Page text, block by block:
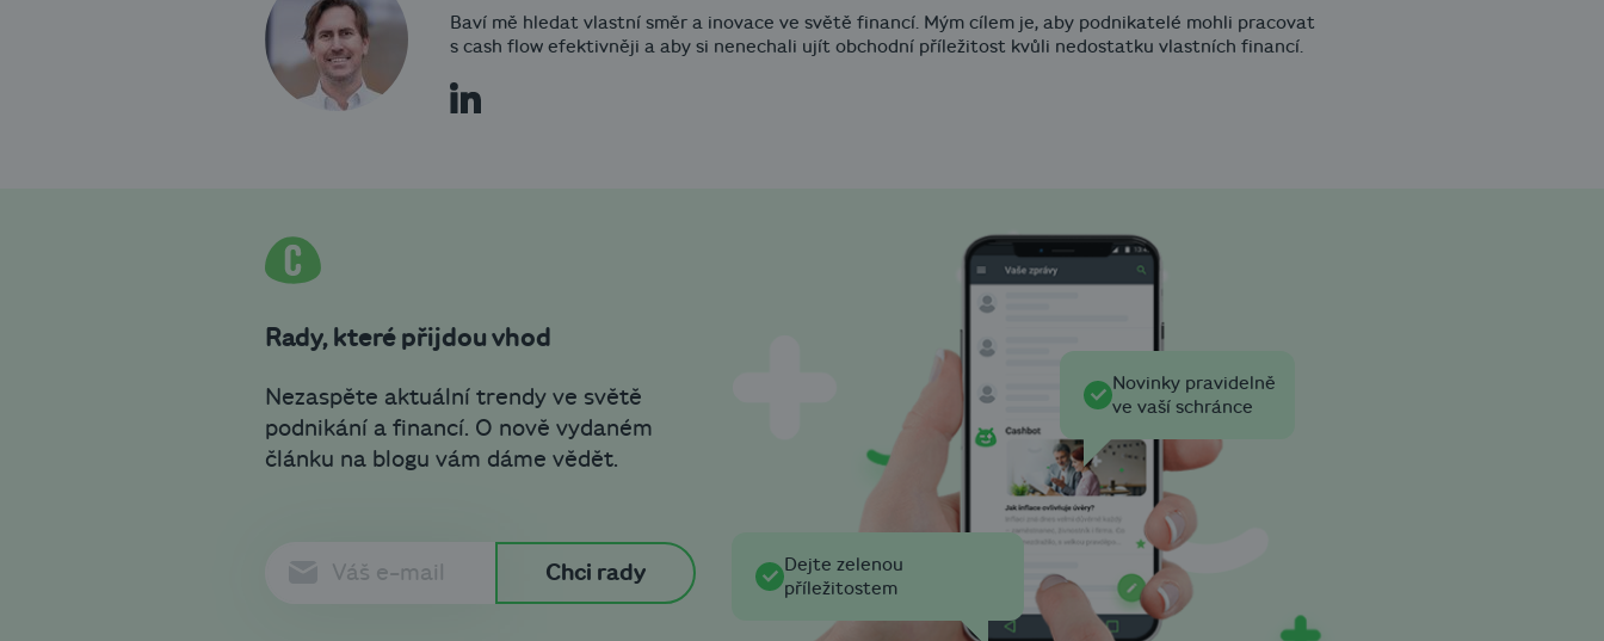
Baví mě hledat vlastní směr a inovace ve světě financí. Mým cílem je, aby podnikatelé mohli pracovat
s cash flow efektivněji a aby si nenechali ujít obchodní příležitost kvůli nedostatku vlastních financí.
Rady, které přijdou vhod
Nezaspěte aktuální trendy ve světě
podnikání a financí. O nově vydaném
článku na blogu vám dáme vědět.
Chci rady
Novinky pravidelně
ve vaší schránce
Dejte zelenou
příležitostem